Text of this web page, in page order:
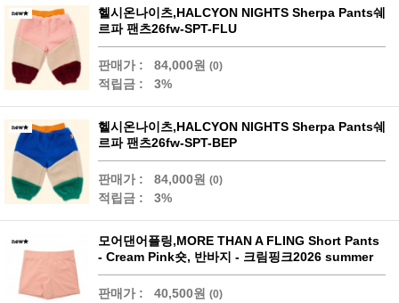
헬시온나이츠,HALCYON NIGHTS Sherpa Pants쉐
르파 팬츠26fw-SPT-FLU
판매가 : 84,000원 (0)
적립금 : 3%
헬시온나이츠,HALCYON NIGHTS Sherpa Pants쉐
르파 팬츠26fw-SPT-BEP
판매가 : 84,000원 (0)
적립금 : 3%
모어댄어플링,MORE THAN A FLING Short Pants
- Cream Pink숏, 반바지 - 크림핑크2026 summer
판매가 : 40,500원 (0)